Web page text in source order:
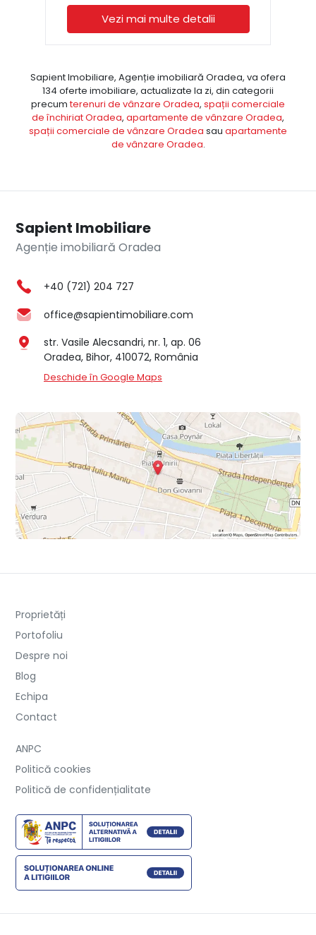
Vezi mai multe detalii
Sapient Imobiliare, Agenție imobiliară Oradea, va ofera
134 oferte imobiliare, actualizate la zi, din categorii
precumterenuri de vânzare Oradea, spații comerciale
de închiriat Oradea, apartamente de vânzare Oradea,
spații comerciale de vânzare Oradea sau apartamente
de vânzare Oradea.
Sapient Imobiliare
Agenție imobiliară Oradea
+40 (721) 204 727
office@sapientimobiliare.com
str. Vasile Alecsandri, nr. 1, ap. 06
Oradea, Bihor, 410072, România
Deschide în Google Maps
Proprietăți
Portofoliu
Despre noi
Blog
Echipa
Contact
ANPC
Politică cookies
Politică de confidențialitate